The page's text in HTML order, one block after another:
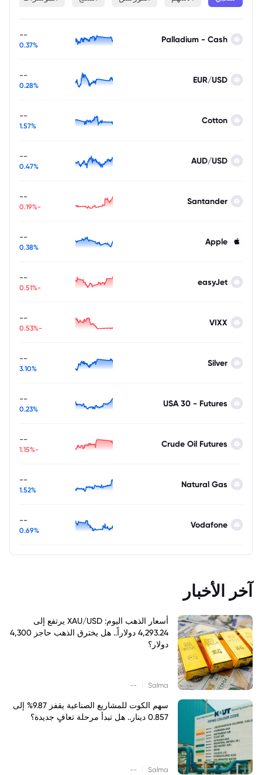
Palladium - Cash
--
0.37%
EUR/USD
--
0.28%
Cotton
--
1.57%
AUD/USD
--
0.47%
Santander
--
-0.19%
Apple
--
0.38%
easyJet
--
-0.51%
VIXX
--
-0.53%
Silver
--
3.10%
USA 30 - Futures
--
0.23%
Crude Oil Futures
--
-1.15%
Natural Gas
--
1.52%
Vodafone
--
0.69%
آخر الأخبار
أسعار الذهب اليوم: XAU/USD يرتفع إلى
4,293.24 دولاراً.. هل يخترق الذهب حاجز 4,300
دولار؟
Salma
--
سهم الكوت للمشاريع الصناعية يقفز 9.87% إلى
0.857 دينار.. هل تبدأ مرحلة تعافٍ جديدة؟
Salma
--